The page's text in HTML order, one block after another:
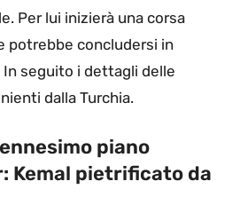
Per lui inizierà una corsa
potrebbe concludersi in
seguito i dettagli delle
dalla Turchia.
piano
Kemal pietrificato da